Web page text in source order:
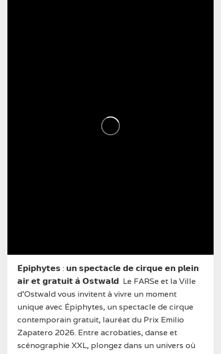
𝗘́𝗽𝗶𝗽𝗵𝘆𝘁𝗲𝘀 : 𝘂𝗻 𝘀𝗽𝗲𝗰𝘁𝗮𝗰𝗹𝗲 𝗱𝗲 𝗰𝗶𝗿𝗾𝘂𝗲 𝗲𝗻 𝗽𝗹𝗲𝗶𝗻
𝗮𝗶𝗿 𝗲𝘁 𝗴𝗿𝗮𝘁𝘂𝗶𝘁 𝗮̀ 𝗢𝘀𝘁𝘄𝗮𝗹𝗱 Le FARSe et la Ville
d’Ostwald vous invitent à vivre un moment
unique avec Épiphytes, un spectacle de cirque
contemporain gratuit, lauréat du Prix Emilio
Zapatero 2026. Entre acrobaties, danse et
scénographie XXL, plongez dans un univers où